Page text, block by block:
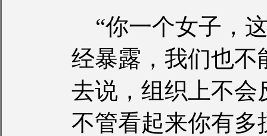
“你一个女子，
经暴露，我们也不
去说，组织上不会
不管看起来你有多